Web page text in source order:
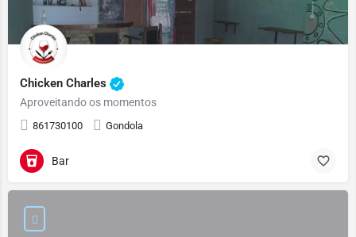
Chicken Charles
Aproveitando os momentos
861730100 Gondola
Bar